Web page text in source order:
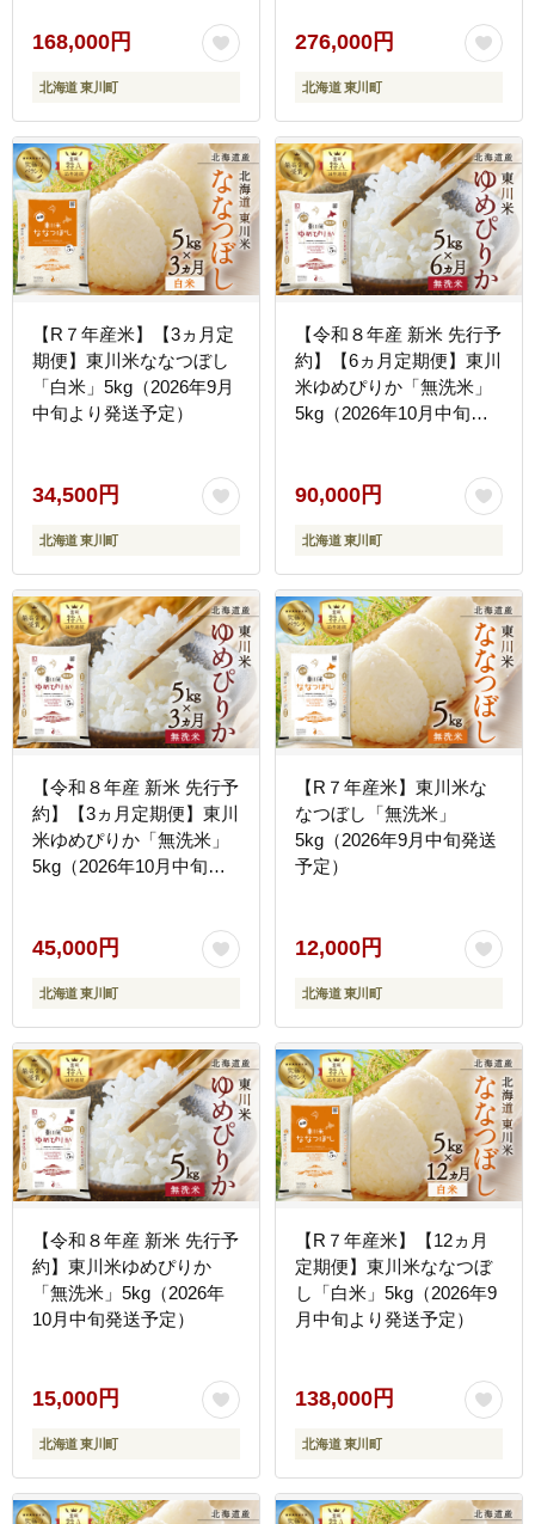
168,000円
北海道 東川町
276,000円
北海道 東川町
【R７年産米】【3ヵ月定
期便】東川米ななつぼし
「白米」5kg（2026年9月
中旬より発送予定）
34,500円
北海道 東川町
【令和８年産 新米 先行予
約】【6ヵ月定期便】東川
米ゆめぴりか「無洗米」
5kg（2026年10月中旬よ
90,000円
北海道 東川町
【令和８年産 新米 先行予
約】【3ヵ月定期便】東川
米ゆめぴりか「無洗米」
5kg（2026年10月中旬よ
45,000円
北海道 東川町
【R７年産米】東川米な
なつぼし「無洗米」
5kg（2026年9月中旬発送
予定）
12,000円
北海道 東川町
【令和８年産 新米 先行予
約】東川米ゆめぴりか
「無洗米」5kg（2026年
10月中旬発送予定）
15,000円
北海道 東川町
【R７年産米】【12ヵ月
定期便】東川米ななつぼ
し「白米」5kg（2026年9
月中旬より発送予定）
138,000円
北海道 東川町